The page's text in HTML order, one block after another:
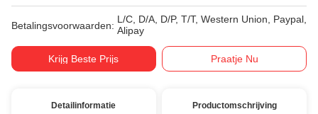
Betalingsvoorwaarden:
L/C, D/A, D/P, T/T, Western Union, Paypal,
Alipay
Krijg Beste Prijs Praatje Nu
Detailinformatie Productomschrijving